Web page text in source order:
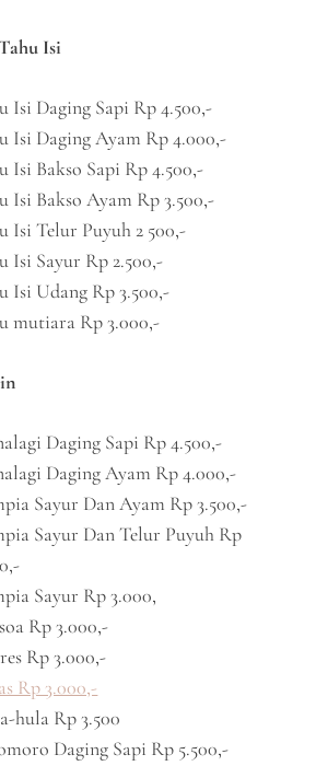
Isi
Isi Daging Sapi Rp 4.500,-
Isi Daging Ayam Rp 4.000,-
Isi Bakso Sapi Rp 4.500,-
Isi Bakso Ayam Rp 3.500,-
Isi Telur Puyuh 2 500,-
Isi Sayur Rp 2.500,-
Isi Udang Rp 3.500,-
mutiara Rp 3.000,-
Daging Sapi Rp 4.500,-
Daging Ayam Rp 4.000,-
Sayur Dan Ayam Rp 3.500,-
Sayur Dan Telur Puyuh Rp
Sayur Rp 3.000,
Rp 3.000,-
Rp 3.000,-
Rp 3.000,-
hula Rp 3.500
Daging Sapi Rp 5.500,-